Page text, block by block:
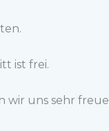
ist frei.
wir uns sehr